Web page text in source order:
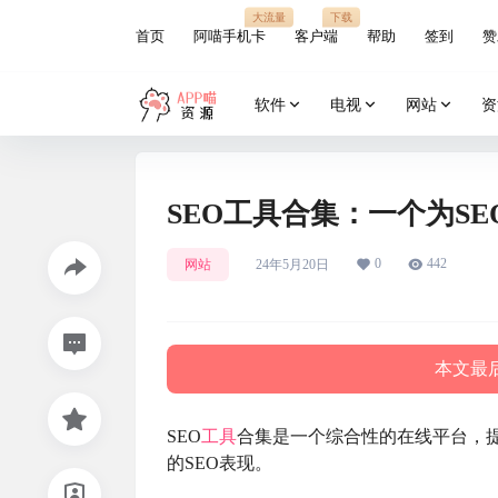
首页 阿喵手机卡
大流量
客户端
下载
帮助 签到
软件 电视 网站
SEO工具合集：一个为
网站 24年5月20日 0 442
本文最
SEO工具合集是一个综合性的在线平台，
的SEO表现。